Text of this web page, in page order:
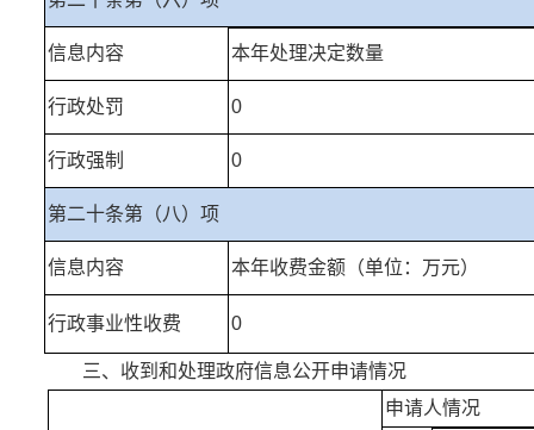
信息内容 本年处理决定数量
行政处罚 0
行政强制 0
第二十条第（八）项
信息内容 本年收费金额（单位：万元）
行政事业性收费 0
三、收到和处理政府信息公开申请情况
申请人情况